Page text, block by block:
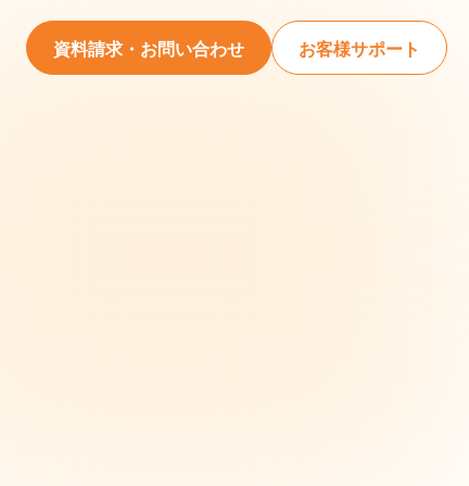
資料請求・お問い合わせ お客様サポート